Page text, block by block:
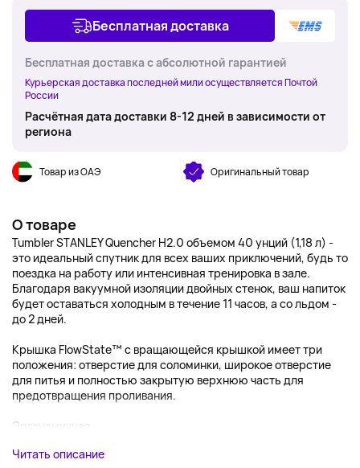
Бесплатная доставка
Бесплатная доставка с абсолютной гарантией
Курьерская доставка последней мили осуществляется Почтой
России
Расчётная дата доставки 8-12 дней в зависимости от
региона
Товар из ОАЭ Оригинальный товар
О товаре
Tumbler STANLEY Quencher H2.0 объемом 40 унций (1,18 л) -
это идеальный спутник для всех ваших приключений, будь то
поездка на работу или интенсивная тренировка в зале.
Благодаря вакуумной изоляции двойных стенок, ваш напиток
будет оставаться холодным в течение 11 часов, а со льдом -
до 2 дней.
Крышка FlowState™ с вращающейся крышкой имеет три
положения: отверстие для соломинки, широкое отверстие
для питья и полностью закрытую верхнюю часть для
предотвращения проливания.
Эргономичная...
Читать описание